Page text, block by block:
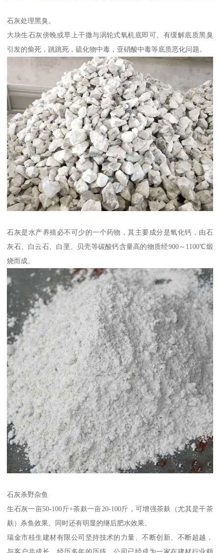
石灰处理黑臭。
大块生石灰傍晚或早上干撒与涡轮式氧机底即可。有缓解底质黑臭
引发的偷死，跳跳死，硫化物中毒，亚硝酸中毒等底质恶化问题。
石灰是水产养殖必不可少的一个药物，其主要成分是氧化钙，由石
灰石、白云石、白垩、贝壳等碳酸钙含量高的物质经900～1100℃煅
烧而成。
石灰杀野杂鱼
生石灰一亩50-100斤+茶麸一亩20-100斤，可增强茶麸（尤其是干茶
麸）杀鱼效果。同时还有明显的继后肥水效果。
瑞金市桂生建材有限公司坚持技术的力量、不断创新、不断超越，
与客户共成长。经历多年的历练，公司已经成为一家在建材行业颇